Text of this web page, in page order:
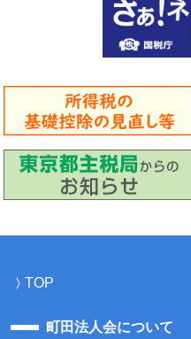
TOP
町田法人会について